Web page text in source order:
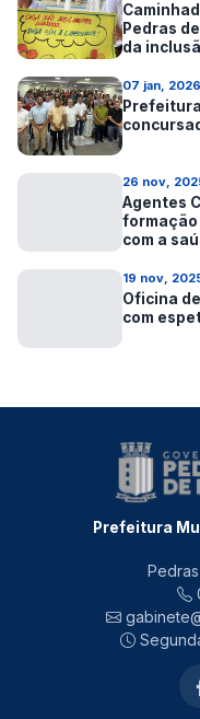
Pedras
da
07 jan, 2026
26 nov,
Agentes
formação
com a
19 nov,
Oficina
com
Prefeitura